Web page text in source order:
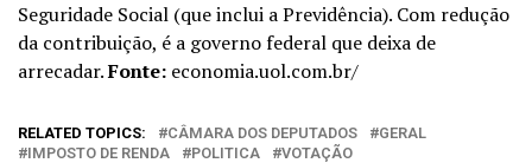
Seguridade Social (que inclui a Previdência). Com redução
da contribuição, é a governo federal que deixa de
arrecadar.Fonte: economia.uol.com.br/
RELATED TOPICS: CÂMARA DOS DEPUTADOS
GERAL
IMPOSTO DE RENDA
POLITICA VOTAÇÃO